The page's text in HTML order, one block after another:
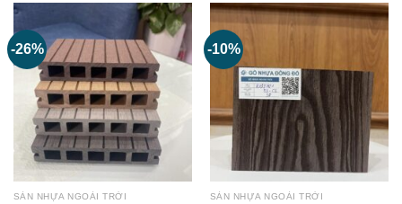
85,000₫.
85,000₫.
-26%
SÀN NHỰA NGOÀI TRỜI
-10%
SÀN NHỰA NGOÀI TRỜI